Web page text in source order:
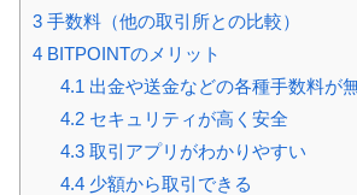
3 手数料（他の取引所との比較）
4 BITPOINTのメリット
4.1 出金や送金などの各種手数料が
4.2セキュリティが高く安全
4.3取引アプリがわかりやすい
4.4少額から取引できる